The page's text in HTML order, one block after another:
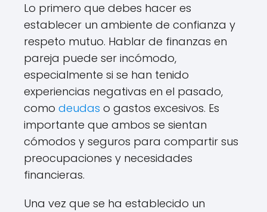
Lo primero que debes hacer es
establecer un ambiente de confianza y
respeto mutuo. Hablar de finanzas en
pareja puede ser incómodo,
especialmente si se han tenido
experiencias negativas en el pasado,
como deudas o gastos excesivos. Es
importante que ambos se sientan
cómodos y seguros para compartir sus
preocupaciones y necesidades
financieras.
Una vez que se ha establecido un